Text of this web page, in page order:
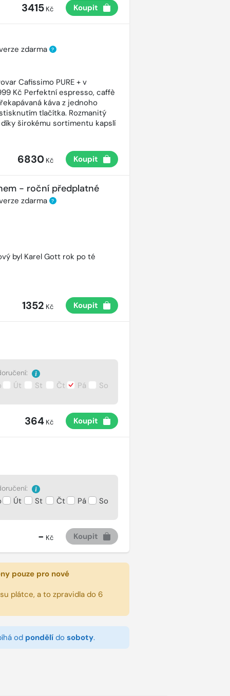
3415Kč Koupit
zdarma ?
Cafissimo PURE + v
Kč Perfektní espresso, caffè
káva z jednoho
tlačítka. Rozmanitý
širokému sortimentu kapslí
6830Kč Koupit
- roční předplatné
zdarma ?
byl Karel Gott rok po té
1352 Kč Koupit
Út St Čt Pá So
364Kč Koupit
Út St Čt Pá So
- Kč Koupit
pouze pro nové
plátce, a to zpravidla do 6
od pondělído soboty.